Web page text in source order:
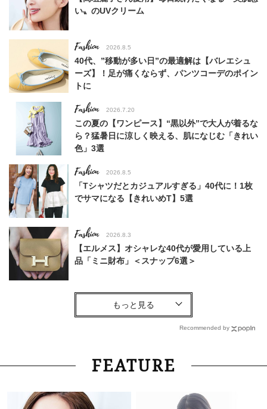
い〟のUVクリーム
Fashion 2026.8.5
40代、”移動が多い日”の最適解は【バレエシュ
ーズ】！足が痛くならず、パンツコーデのポイン
トに
Fashion 2026.7.20
この夏の【ワンピース】“黒以外”で大人が着るな
ら？猛暑日に涼しく映える、肌になじむ「きれい
色」3選
Fashion 2026.8.5
「Tシャツだとカジュアルすぎる」40代に！1枚
でサマになる【きれいめT】5選
Fashion 2026.8.3
【エルメス】オシャレな40代が愛用している上
品「ミニ財布」＜スナップ6選＞
Fashion
【ユニクロだけで】40代の夏旅行がオシャレ＆
Fashion 2026.7.31
大人にハマる「韓国ブランドアイテム」を6名様
Recommended by
FEATURE